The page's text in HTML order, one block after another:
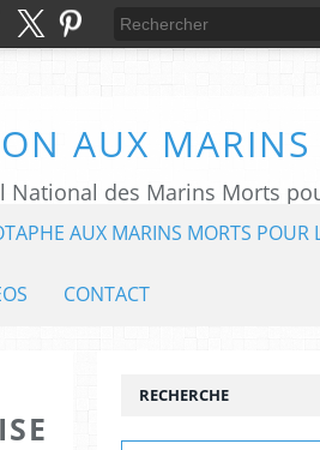
AUX MARINS
AUX MARINS MORTS POUR
CONTACT
RECHERCHE